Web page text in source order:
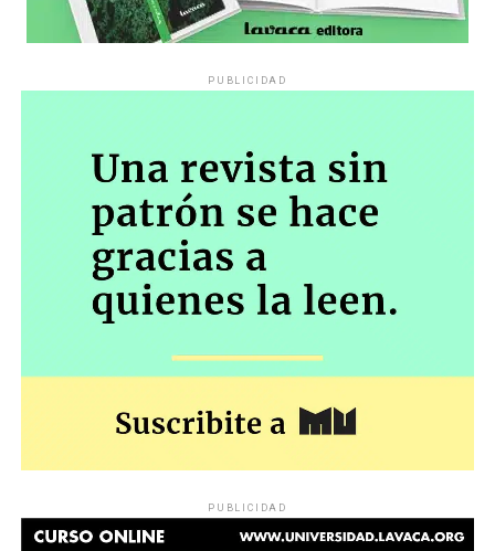
PUBLICIDAD
PUBLICIDAD